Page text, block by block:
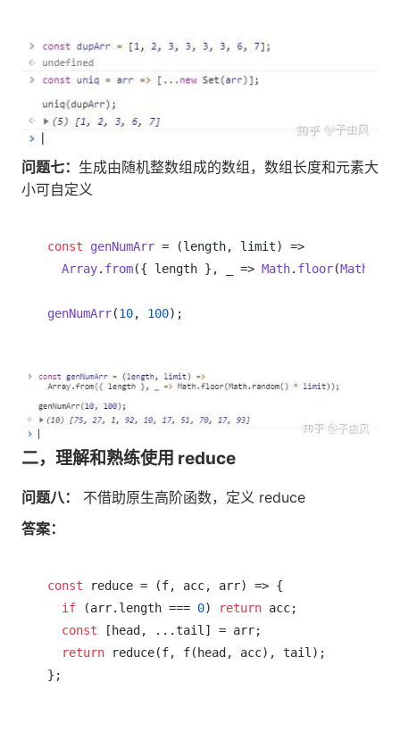
问题七： 生成由随机整数组成的数组，数组长度和元素大
小可自定义
const genNumArr = (length, limit) =>
Array. from({ length }, => Math. floor(Math
genNumArr(10, 100
二，理解和熟练使用 reduce
问题八：
不借助原生高阶函数，定义 reduce
答案：
const reduce = (f, acc, arr) => {
if (arr.length === 0) return acc;
const [head, ...tail] = arr;
return reduce(f, f(head, acc), tail);